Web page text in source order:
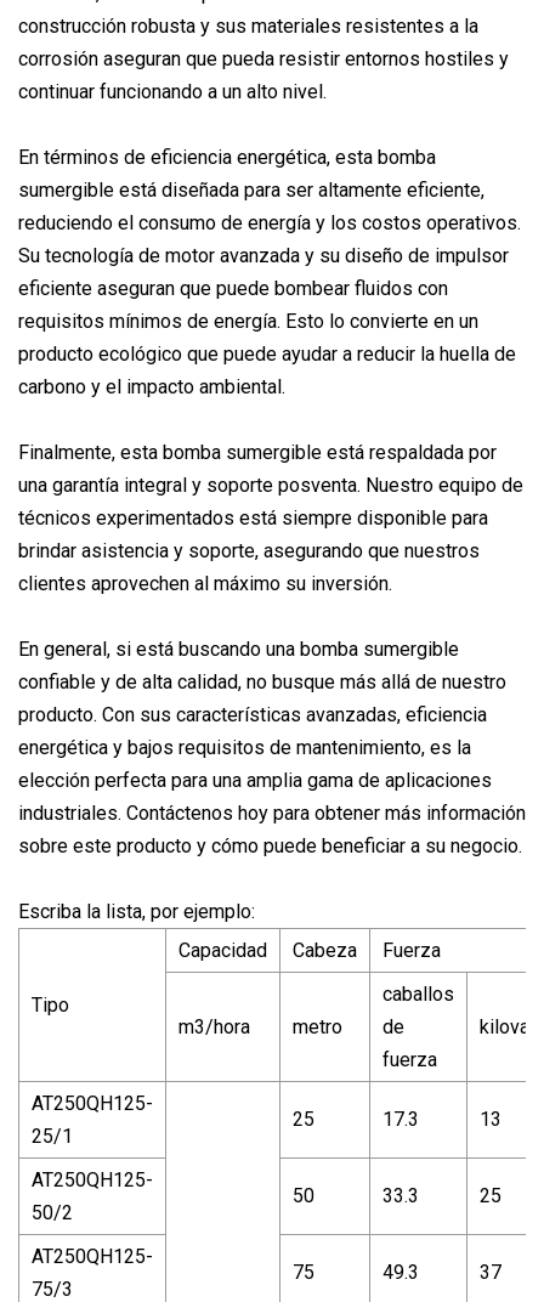
construcción robusta y sus materiales resistentes a la
corrosión aseguran que pueda resistir entornos hostiles y
continuar funcionando a un alto nivel.
En términos de eficiencia energética, esta bomba
sumergible está diseñada para ser altamente eficiente,
reduciendo el consumo de energía y los costos operativos.
Su tecnología de motor avanzada y su diseño de impulsor
eficiente aseguran que puede bombear fluidos con
requisitos mínimos de energía. Esto lo convierte en un
producto ecológico que puede ayudar a reducir la huella de
carbono y el impacto ambiental.
Finalmente, esta bomba sumergible está respaldada por
una garantía integral y soporte posventa. Nuestro equipo de
técnicos experimentados está siempre disponible para
brindar asistencia y soporte, asegurando que nuestros
clientes aprovechen al máximo su inversión.
En general, si está buscando una bomba sumergible
confiable y de alta calidad, no busque más allá de nuestro
producto. Con sus características avanzadas, eficiencia
energética y bajos requisitos de mantenimiento, es la
elección perfecta para una amplia gama de aplicaciones
industriales. Contáctenos hoy para obtener más información
sobre este producto y cómo puede beneficiar a su negocio.
Escriba la lista, por ejemplo:
Tipo
Capacidad Cabeza Fuerza
m3/hora metro
caballos
de
fuerza
AT250QH125-
25/1
25 17.3 13
AT250QH125-
50/2
50 33.3 25
AT250QH125-
75/3
75 49.3 37